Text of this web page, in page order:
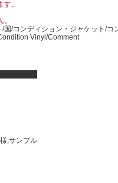
。
/コンディション・ジャケット/コ
Vinyl/Comment
,サンプル